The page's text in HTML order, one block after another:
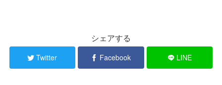
シェアする
Twitter Facebook LINE